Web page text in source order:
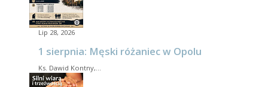
Lip 28, 2026
1 sierpnia: Męski różaniec w Opolu
Ks. Dawid Kontny,…